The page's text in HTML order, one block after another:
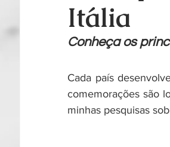
Itália
Conheça os
Cada país
comemorações são
minhas pesquisas